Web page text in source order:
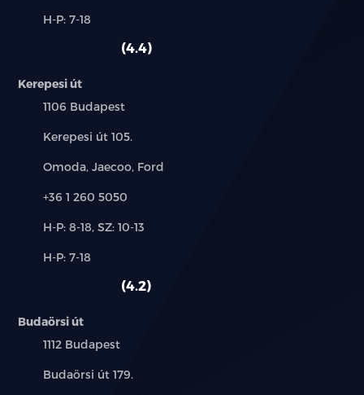
garanciális
keveset futott
nem dohányzó
szervizkönyv
törzskönyv
20%-tól elvihető
használt
Alkatrész,
H-P: 7-18
4.4
Kerepesi út
Település:
1106 Budapest
Cím:
Kerepesi út 105.
Márkák:
Omoda, Jaecoo, Ford
Telefon:
+36 1 260 5050
Új-
használt
H-P: 8-18, SZ: 10-13
Alkatrész,
H-P: 7-18
4.2
Budaörsi út
Település:
1112 Budapest
Cím:
Budaörsi út 179.